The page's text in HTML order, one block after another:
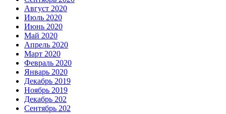
Август 2020
Июль 2020
Июнь 2020
Май 2020
Апрель 2020
Март 2020
Февраль 2020
Январь 2020
Декабрь 2019
Ноябрь 2019
Декабрь 202
Сентябрь 202